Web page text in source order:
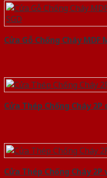
Cửa Gỗ Chống Cháy
Cửa Thép Chống Cháy
Cửa Thép Chống Cháy 2P